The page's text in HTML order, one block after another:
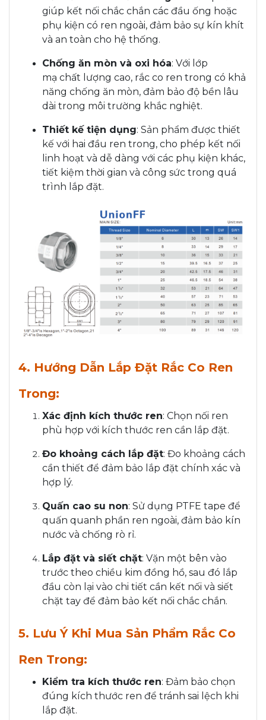
giúp kết nối chắc chắn các đầu ống hoặc
phụ kiện có ren ngoài, đảm bảo sự kín khít
và an toàn cho hệ thống.
Chống ăn mòn và oxi hóa: Với lớp
mạ chất lượng cao, rắc co ren trong có khả
năng chống ăn mòn, đảm bảo độ bền lâu
dài trong môi trường khắc nghiệt.
Thiết kế tiện dụng: Sản phẩm được thiết
kế với hai đầu ren trong, cho phép kết nối
linh hoạt và dễ dàng với các phụ kiện khác,
tiết kiệm thời gian và công sức trong quá
trình lắp đặt.
4. Hướng Dẫn Lắp Đặt Rắc Co Ren
Trong:
Xác định kích thước ren: Chọn nối ren
phù hợp với kích thước ren cần lắp đặt.
Đo khoảng cách lắp đặt: Đo khoảng cách
cần thiết để đảm bảo lắp đặt chính xác và
hợp lý.
Quấn cao su non: Sử dụng PTFE tape để
quấn quanh phần ren ngoài, đảm bảo kín
nước và chống rò rỉ.
Lắp đặt và siết chặt: Vặn một bên vào
trước theo chiều kim đồng hồ, sau đó lắp
đầu còn lại vào chi tiết cần kết nối và siết
chặt tay để đảm bảo kết nối chắc chắn.
5. Lưu Ý Khi Mua Sản Phẩm Rắc Co
Ren Trong:
Kiểm tra kích thước ren: Đảm bảo chọn
đúng kích thước ren để tránh sai lệch khi
lắp đặt.